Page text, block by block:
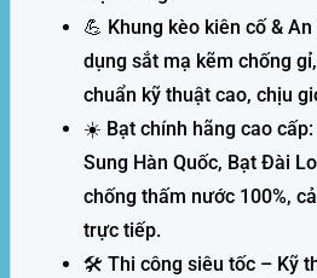
💪 Khung kèo kiên cố &
dụng sắt mạ kẽm chống
chuẩn kỹ thuật cao, chịu
☀️ Bạt chính hãng cao cấp:
Sung Hàn Quốc, Bạt Đài
chống thấm nước 100%,
trực tiếp.
🛠️ Thi công siêu tốc – Kỹ